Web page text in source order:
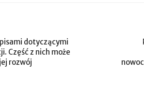
dotyczącymi
Część z nich może
rozwój